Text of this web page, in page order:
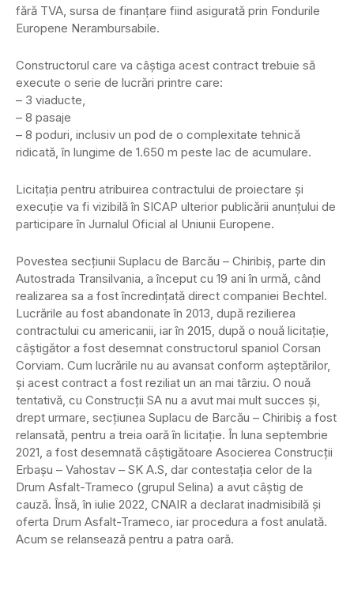
fără TVA, sursa de finanțare fiind asigurată prin Fondurile
Europene Nerambursabile.
Constructorul care va câștiga acest contract trebuie să
execute o serie de lucrări printre care:
– 3 viaducte,
– 8 pasaje
– 8 poduri, inclusiv un pod de o complexitate tehnică
ridicată, în lungime de 1.650 m peste lac de acumulare.
Licitația pentru atribuirea contractului de proiectare și
execuție va fi vizibilă în SICAP ulterior publicării anunțului de
participare în Jurnalul Oficial al Uniunii Europene.
Povestea secțiunii Suplacu de Barcău – Chiribiș, parte din
Autostrada Transilvania, a început cu 19 ani în urmă, când
realizarea sa a fost încredințată direct companiei Bechtel.
Lucrările au fost abandonate în 2013, după rezilierea
contractului cu americanii, iar în 2015, după o nouă licitație,
câștigător a fost desemnat constructorul spaniol Corsan
Corviam. Cum lucrările nu au avansat conform așteptărilor,
și acest contract a fost reziliat un an mai târziu. O nouă
tentativă, cu Construcții SA nu a avut mai mult succes și,
drept urmare, secțiunea Suplacu de Barcău – Chiribiș a fost
relansată, pentru a treia oară în licitație. În luna septembrie
2021, a fost desemnată câștigătoare Asocierea Construcții
Erbaşu – Vahostav – SK A.S, dar contestația celor de la
Drum Asfalt-Trameco (grupul Selina) a avut câștig de
cauză. Însă, în iulie 2022, CNAIR a declarat inadmisibilă și
oferta Drum Asfalt-Trameco, iar procedura a fost anulată.
Acum se relansează pentru a patra oară.